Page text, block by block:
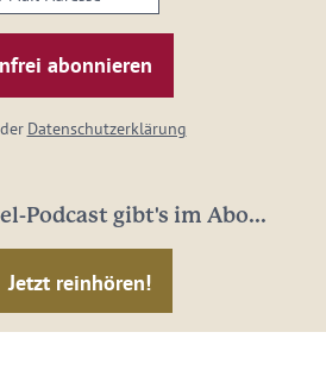
Datenschutzerklärung
Podcast gibt's im Abo...
Jetzt reinhören!